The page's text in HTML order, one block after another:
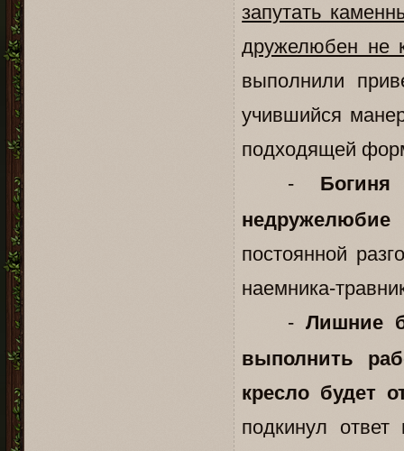
запутать
дружелюбен не
выполнили
учившийся
подходящей
-
постоянной
наемника-
- Лишние
выполнить
кресло будет
подкинул